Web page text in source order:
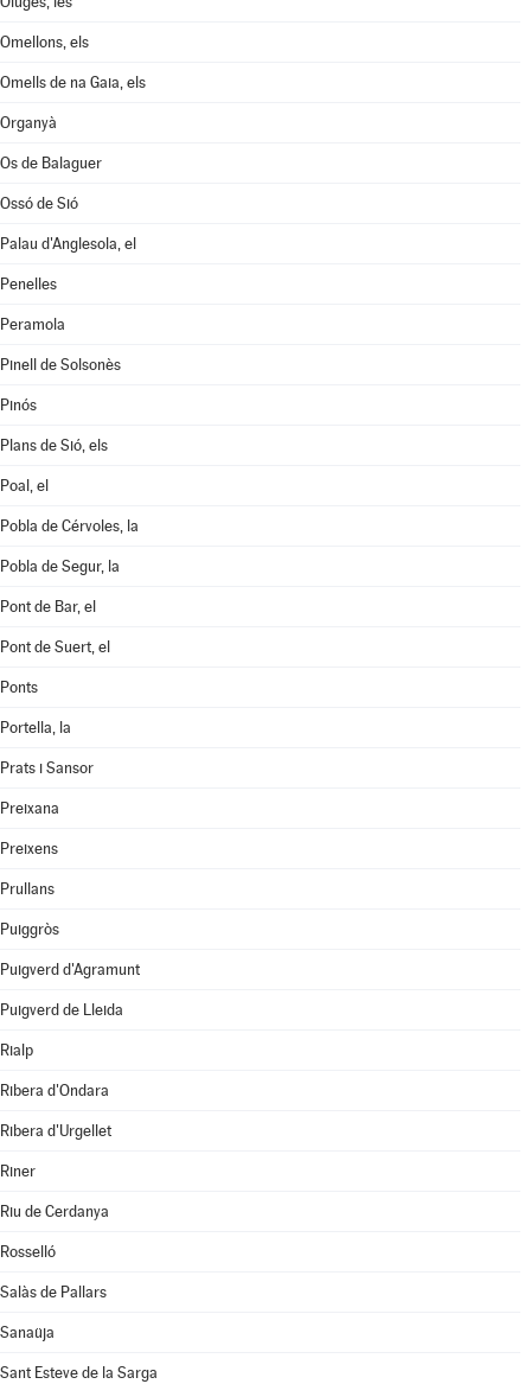
Omellons, els
Omells de na Gaia, els
Organyà
Os de Balaguer
Ossó de Sió
Palau d'Anglesola, el
Penelles
Peramola
Pinell de Solsonès
Pinós
Plans de Sió, els
Poal, el
Pobla de Cérvoles, la
Pobla de Segur, la
Pont de Bar, el
Pont de Suert, el
Ponts
Portella, la
Prats i Sansor
Preixana
Preixens
Prullans
Puiggròs
Puigverd d'Agramunt
Puigverd de Lleida
Rialp
Ribera d'Ondara
Ribera d'Urgellet
Riner
Riu de Cerdanya
Rosselló
Salàs de Pallars
Sanaüja
Sant Esteve de la Sarga